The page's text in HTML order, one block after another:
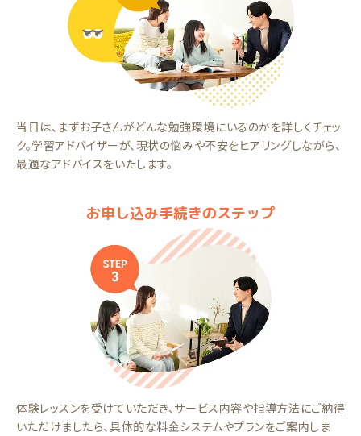
当日は、まずお子さんがどんな勉強環境にいるのかを詳しくチェッ
ク。学習アドバイザーが、現状の悩みや不安をヒアリングしながら、
最適なアドバイスをいたします。
お申し込み手続きのステップ
体験レッスンを受けていただき、サービス内容や指導方法にご納得
いただけましたら、具体的な料金システムやプランをご案内しま